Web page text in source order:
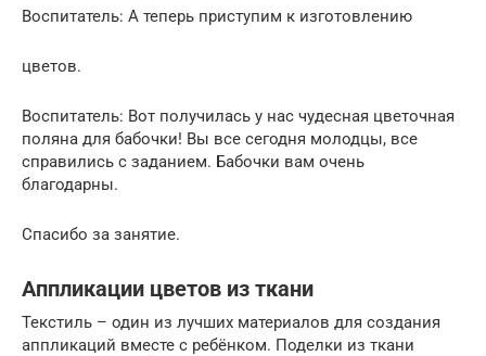
Воспитатель: A теперь приступим к изготовлению
цветов.
Воспитатель: Вот получилась у нас чудесная цветочная
поляна для бабочки! Вы все сегодня молодцы, все
справились с заданием. Бабочки вам очень
благодарны.
Спасибо за занятие.
Аппликации цветов из ткани
Текстиль – один из лучших материалов для создания
аппликаций вместе с ребёнком. Поделки из ткани